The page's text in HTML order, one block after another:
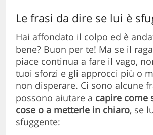
Le frasi da dire se lui è
Hai affondato il colpo ed è
bene? Buon per te! Ma se il
piace continua a fare il vago,
tuoi sforzi e gli approcci più o
non disperare. Ci sono alcune
possono aiutare a capire come
cose o a metterle in chiaro, se
sfuggente: